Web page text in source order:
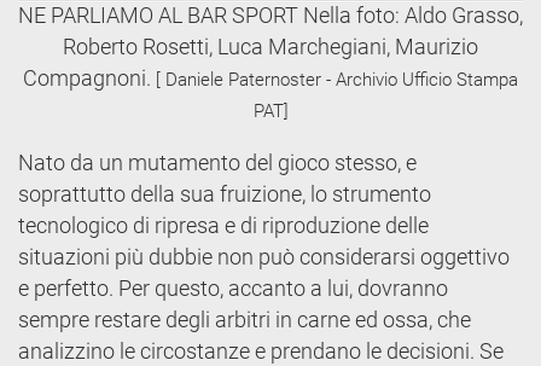
NE PARLIAMO AL BAR SPORT Nella foto: Aldo Grasso,
Roberto Rosetti, Luca Marchegiani, Maurizio
Compagnoni. [ Daniele Paternoster - Archivio Ufficio Stampa
PAT]
Nato da un mutamento del gioco stesso, e
soprattutto della sua fruizione, lo strumento
tecnologico di ripresa e di riproduzione delle
situazioni più dubbie non può considerarsi oggettivo
e perfetto. Per questo, accanto a lui, dovranno
sempre restare degli arbitri in carne ed ossa, che
analizzino le circostanze e prendano le decisioni. Se